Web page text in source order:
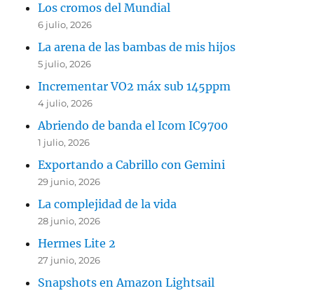
Los cromos del Mundial
6 julio, 2026
La arena de las bambas de mis hijos
5 julio, 2026
Incrementar VO2 máx sub 145ppm
4 julio, 2026
Abriendo de banda el Icom IC9700
1 julio, 2026
Exportando a Cabrillo con Gemini
29 junio, 2026
La complejidad de la vida
28 junio, 2026
Hermes Lite 2
27 junio, 2026
Snapshots en Amazon Lightsail